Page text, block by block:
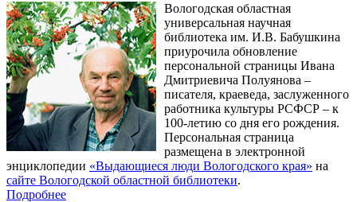
Вологодская областная
универсальная научная
библиотека им. И.В. Бабушкина
приурочила обновление
персональной страницы Ивана
Дмитриевича Полуянова –
писателя, краеведа, заслуженного
работника культуры РСФСР – к
100‑летию со дня его рождения.
Персональная страница
размещена в электронной
энциклопедии «Выдающиеся люди Вологодского края» на
сайте Вологодской областной библиотеки.
Подробнее